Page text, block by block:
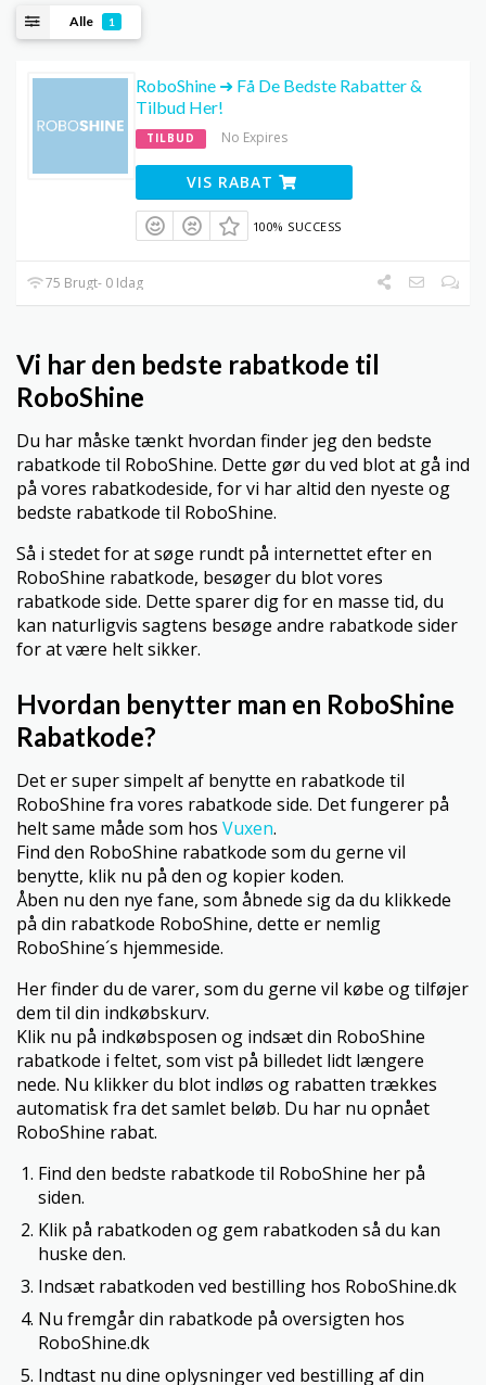
Alle 1
RoboShine ➜ Få De Bedste Rabatter &
Tilbud Her!
TILBUD No Expires
VIS RABAT
100% SUCCESS
75 Brugt- 0 Idag
Vi har den bedste rabatkode til
RoboShine
Du har måske tænkt hvordan finder jeg den bedste
rabatkode til RoboShine. Dette gør du ved blot at gå ind
på vores rabatkodeside, for vi har altid den nyeste og
bedste rabatkode til RoboShine.
Så i stedet for at søge rundt på internettet efter en
RoboShine rabatkode, besøger du blot vores
rabatkode side. Dette sparer dig for en masse tid, du
kan naturligvis sagtens besøge andre rabatkode sider
for at være helt sikker.
Hvordan benytter man en RoboShine
Rabatkode?
Det er super simpelt af benytte en rabatkode til
RoboShine fra vores rabatkode side. Det fungerer på
helt same måde som hos Vuxen.
Find den RoboShine rabatkode som du gerne vil
benytte, klik nu på den og kopier koden.
Åben nu den nye fane, som åbnede sig da du klikkede
på din rabatkode RoboShine, dette er nemlig
RoboShine´s hjemmeside.
Her finder du de varer, som du gerne vil købe og tilføjer
dem til din indkøbskurv.
Klik nu på indkøbsposen og indsæt din RoboShine
rabatkode i feltet, som vist på billedet lidt længere
nede. Nu klikker du blot indløs og rabatten trækkes
automatisk fra det samlet beløb. Du har nu opnået
RoboShine rabat.
Find den bedste rabatkode til RoboShine her på
siden.
Klik på rabatkoden og gem rabatkoden så du kan
huske den.
Indsæt rabatkoden ved bestilling hos RoboShine.dk
Nu fremgår din rabatkode på oversigten hos
RoboShine.dk
Indtast nu dine oplysninger ved bestilling af din